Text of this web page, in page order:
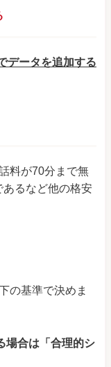
データを追加する
料が70分まで無
るなど他の格安
の基準で決めま
場合は「合理的シ